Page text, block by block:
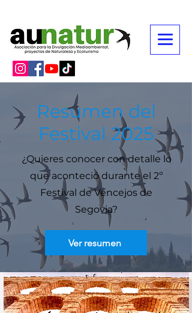
Resumen del
Festival 2025
¿Quieres conocer con detalle lo
que aconteció durante el 2º
Festival de Vencejos de
Segovia?
Ver resumen